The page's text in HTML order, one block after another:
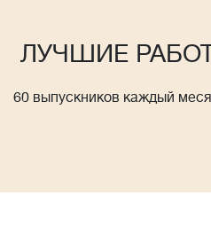
ЛУЧШИЕ
60 выпускников каждый